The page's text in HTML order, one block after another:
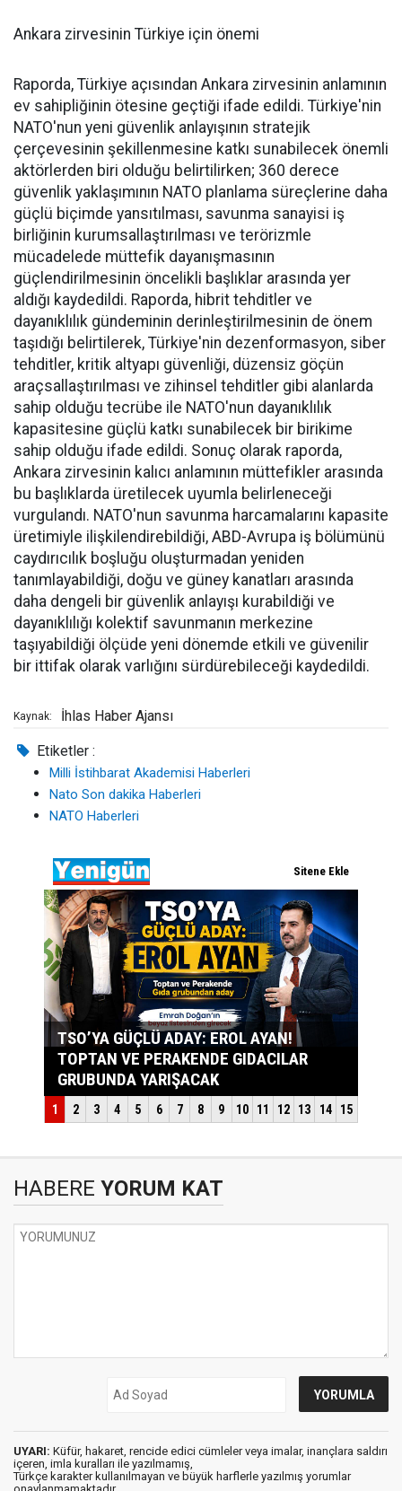
Ankara zirvesinin Türkiye için önemi
Raporda, Türkiye açısından Ankara zirvesinin anlamının
ev sahipliğinin ötesine geçtiği ifade edildi. Türkiye'nin
NATO'nun yeni güvenlik anlayışının stratejik
çerçevesinin şekillenmesine katkı sunabilecek önemli
aktörlerden biri olduğu belirtilirken; 360 derece
güvenlik yaklaşımının NATO planlama süreçlerine daha
güçlü biçimde yansıtılması, savunma sanayisi iş
birliğinin kurumsallaştırılması ve terörizmle
mücadelede müttefik dayanışmasının
güçlendirilmesinin öncelikli başlıklar arasında yer
aldığı kaydedildi. Raporda, hibrit tehditler ve
dayanıklılık gündeminin derinleştirilmesinin de önem
taşıdığı belirtilerek, Türkiye'nin dezenformasyon, siber
tehditler, kritik altyapı güvenliği, düzensiz göçün
araçsallaştırılması ve zihinsel tehditler gibi alanlarda
sahip olduğu tecrübe ile NATO'nun dayanıklılık
kapasitesine güçlü katkı sunabilecek bir birikime
sahip olduğu ifade edildi. Sonuç olarak raporda,
Ankara zirvesinin kalıcı anlamının müttefikler arasında
bu başlıklarda üretilecek uyumla belirleneceği
vurgulandı. NATO'nun savunma harcamalarını kapasite
üretimiyle ilişkilendirebildiği, ABD-Avrupa iş bölümünü
caydırıcılık boşluğu oluşturmadan yeniden
tanımlayabildiği, doğu ve güney kanatları arasında
daha dengeli bir güvenlik anlayışı kurabildiği ve
dayanıklılığı kolektif savunmanın merkezine
taşıyabildiği ölçüde yeni dönemde etkili ve güvenilir
bir ittifak olarak varlığını sürdürebileceği kaydedildi.
Kaynak: İhlas Haber Ajansı
Etiketler :
Milli İstihbarat Akademisi Haberleri
Nato Son dakika Haberleri
NATO Haberleri
HABERE YORUM KAT
UYARI: Küfür, hakaret, rencide edici cümleler veya imalar, inançlara saldırı
içeren, imla kuralları ile yazılmamış,
Türkçe karakter kullanılmayan ve büyük harflerle yazılmış yorumlar